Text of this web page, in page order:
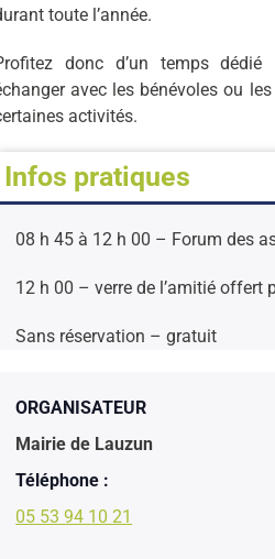
toute l’année.
donc d’un temps
avec les bénévoles ou
activités.
Infos pratiques
08 h 45 à 12 h 00 – Forum des
12 h 00 – verre de l’amitié offert
Sans réservation – gratuit
ORGANISATEUR
Mairie de Lauzun
Téléphone :
05 53 94 10 21